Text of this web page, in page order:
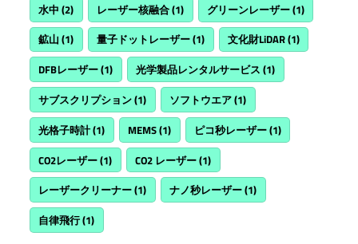
水中 (2) レーザー核融合(1) グリーンレーザー(1)
鉱山 (1) 量子ドットレーザー(1) 文化財LiDAR(1)
DFBレーザー(1) 光学製品レンタルサービス (1)
サブスクリプション(1) ソフトウエア(1)
光格子時計(1) MEMS(1) ピコ秒レーザー(1)
CO2レーザー(1) CO2 レーザー(1)
レーザークリーナー(1) ナノ秒レーザー(1)
自律飛行(1)